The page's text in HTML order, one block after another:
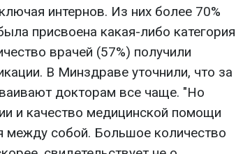
интернов. Из них более 70%
присвоена какая-либо категория
врачей (57%) получили
В Минздраве уточнили, что за
докторам все чаще. "Но
и качество медицинской помощи
между собой. Большое количество